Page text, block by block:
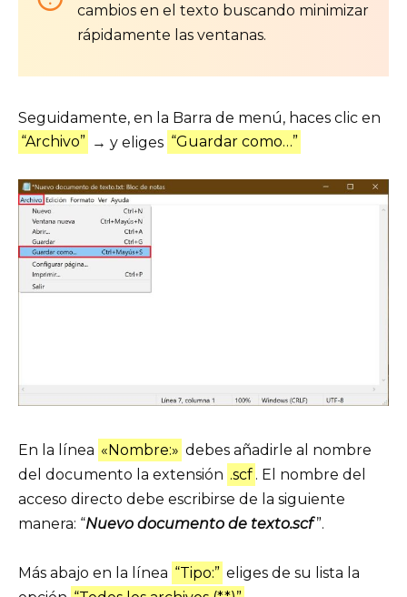
cambios en el texto buscando minimizar
rápidamente las ventanas.
Seguidamente, en la Barra de menú, haces clic en
“Archivo” → y eliges “Guardar como…”
En la línea «Nombre:» debes añadirle al nombre
del documento la extensión .scf . El nombre del
acceso directo debe escribirse de la siguiente
manera: “Nuevo documento de texto.scf”.
Más abajo en la línea “Tipo:” eliges de su lista la